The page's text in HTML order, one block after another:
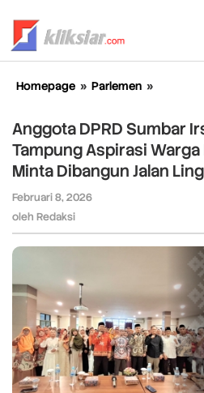
konten
Homepage » Parlemen »
Sumbar
Irsyad
Safar
Tampung
Utara,
Jalan
Anggota DPRD Sumbar
Tampung Aspirasi
Minta Dibangun Jalan
Februari 8, 2026
oleh Redaksi